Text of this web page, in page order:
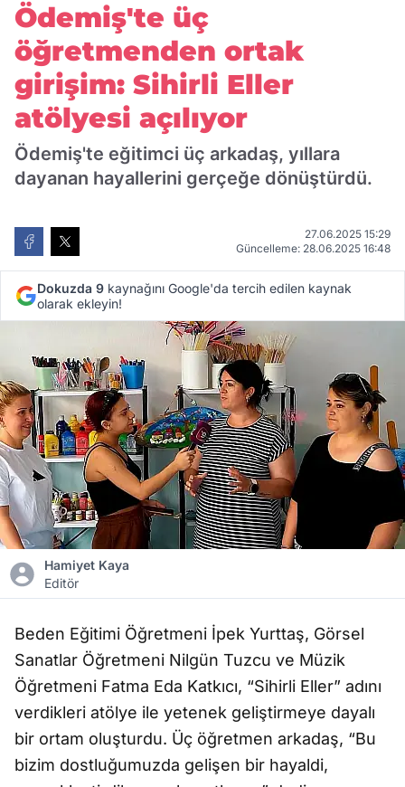
Ödemiş'te üç
öğretmenden ortak
girişim: Sihirli Eller
atölyesi açılıyor
Ödemiş'te eğitimci üç arkadaş, yıllara
dayanan hayallerini gerçeğe dönüştürdü.
27.06.2025 15:29
Güncelleme: 28.06.2025 16:48
Dokuzda 9 kaynağını Google'da tercih edilen kaynak
olarak ekleyin!
Hamiyet Kaya
Editör
Beden Eğitimi Öğretmeni İpek Yurttaş, Görsel
Sanatlar Öğretmeni Nilgün Tuzcu ve Müzik
Öğretmeni Fatma Eda Katkıcı, “Sihirli Eller” adını
verdikleri atölye ile yetenek geliştirmeye dayalı
bir ortam oluşturdu. Üç öğretmen arkadaş, “Bu
bizim dostluğumuzda gelişen bir hayaldi,